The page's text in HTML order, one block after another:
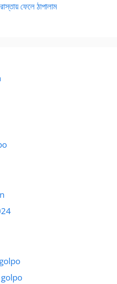
ফেলে ঠাপালাম